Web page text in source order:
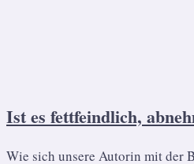
Ist es fettfeindlich,
Wie sich unsere Autorin mit der